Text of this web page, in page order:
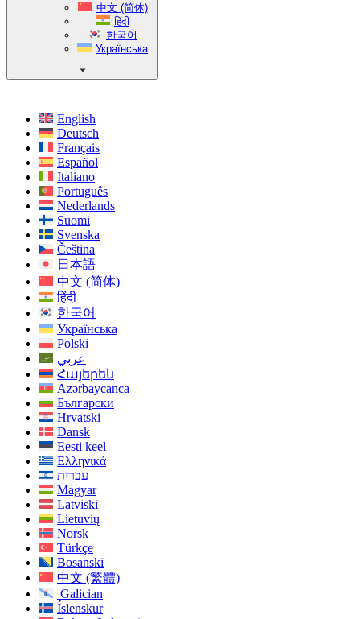
中文 (简体)
हिंदी
한국어
Українська
English
Deutsch
Français
Español
Italiano
Português
Nederlands
Suomi
Svenska
Čeština
日本語
中文 (简体)
हिंदी
한국어
Українська
Polski
عربي
Հայերեն
Azərbaycanca
Български
Hrvatski
Dansk
Eesti keel
Ελληνικά
עִברִית
Magyar
Latviski
Lietuvių
Norsk
Türkçe
Bosanski
中文 (繁體)
Galician
Íslenskur